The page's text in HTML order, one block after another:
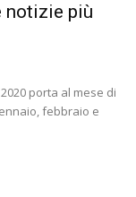
notizie più
porta al mese di
febbraio e